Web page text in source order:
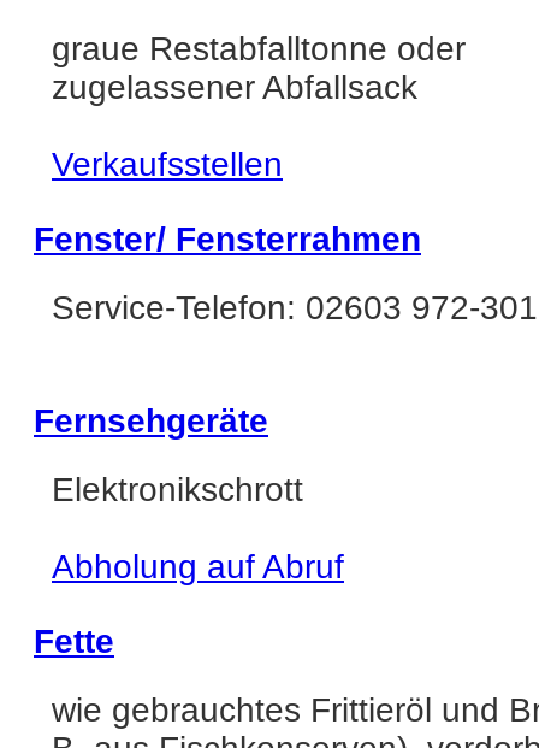
graue Restabfalltonne oder
zugelassener Abfallsack
Verkaufsstellen
Fenster/ Fensterrahmen
Service-Telefon: 02603 972-301
Fernsehgeräte
Elektronikschrott
Abholung auf Abruf
Fette
wie gebrauchtes Frittieröl und